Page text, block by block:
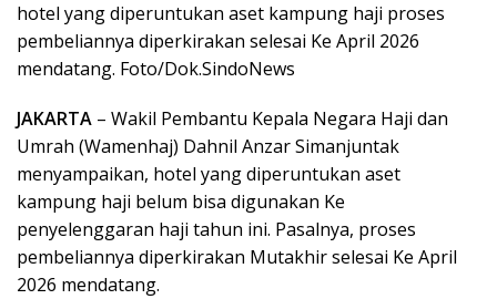
hotel yang diperuntukan aset kampung haji proses
pembeliannya diperkirakan selesai Ke April 2026
mendatang. Foto/Dok.SindoNews
JAKARTA – Wakil Pembantu Kepala Negara Haji dan
Umrah (Wamenhaj) Dahnil Anzar Simanjuntak
menyampaikan, hotel yang diperuntukan aset
kampung haji belum bisa digunakan Ke
penyelenggaran haji tahun ini. Pasalnya, proses
pembeliannya diperkirakan Mutakhir selesai Ke April
2026 mendatang.